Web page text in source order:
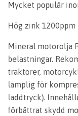
Mycket populär
Hög zink 1200ppm
Mineral motorolja
belastningar.
traktorer,
lämplig för
laddtryck).
förbättrat skydd